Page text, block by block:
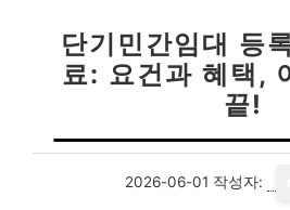
단기민간임대 등
료: 요건과 혜택,
끝!
2026-06-01 작성자: